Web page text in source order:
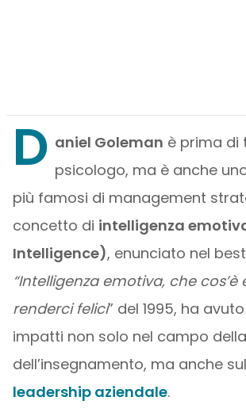
D aniel Goleman è prima di
psicologo, ma è anche
più famosi di management
concetto di intelligenza
Intelligence), enunciato nel
“Intelligenza emotiva, che
renderci felici” del 1995, ha
impatti non solo nel campo
dell’insegnamento, ma anche
leadership aziendale.